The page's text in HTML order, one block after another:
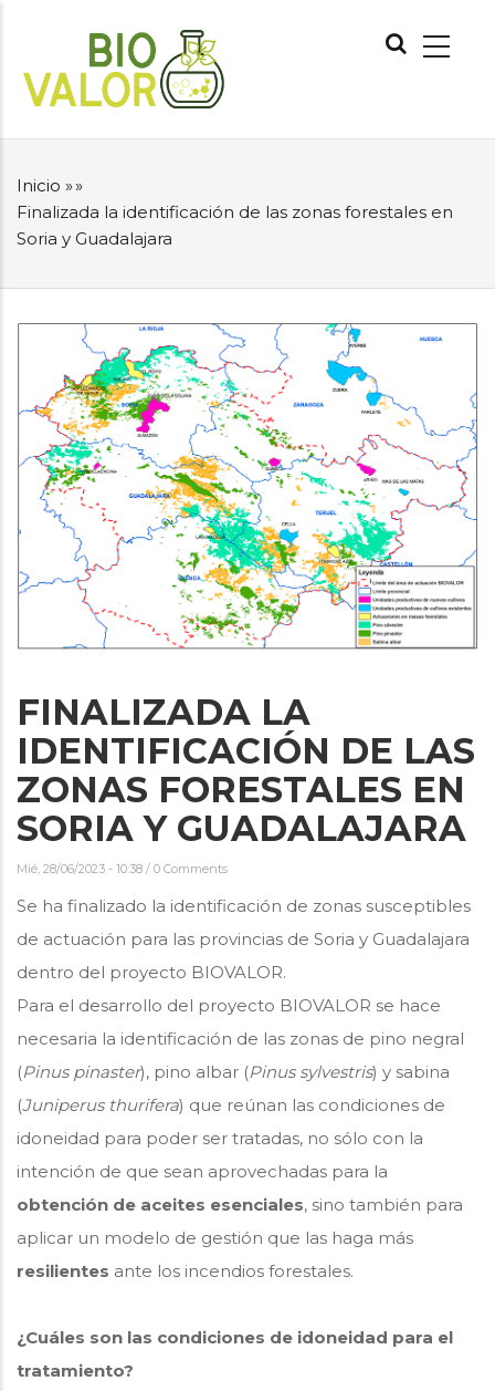
principal
PRINCIPAL
SOBRESCRIBIR
ENLACES
DE
LA
NAVEGACIÓN
Inicio »»
Finalizada la identificación de las zonas forestales en
Soria y Guadalajara
FINALIZADA LA
IDENTIFICACIÓN DE LAS
ZONAS FORESTALES EN
SORIA Y GUADALAJARA
Mié, 28/06/2023 - 10:38 / 0 Comments
Se ha finalizado la identificación de zonas susceptibles
de actuación para las provincias de Soria y Guadalajara
dentro del proyecto BIOVALOR.
Para el desarrollo del proyecto BIOVALOR se hace
necesaria la identificación de las zonas de pino negral
(Pinus pinaster), pino albar (Pinus sylvestris) y sabina
(Juniperus thurifera) que reúnan las condiciones de
idoneidad para poder ser tratadas, no sólo con la
intención de que sean aprovechadas para la
obtención de aceites esenciales, sino también para
aplicar un modelo de gestión que las haga más
resilientes ante los incendios forestales.
¿Cuáles son las condiciones de idoneidad para el
tratamiento?